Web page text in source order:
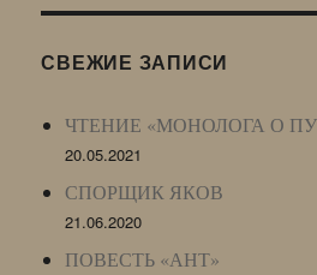
LJ
СВЕЖИЕ ЗАПИСИ
ЧТЕНИЕ «МОНОЛОГА О
20.05.2021
СПОРЩИК ЯКОВ
21.06.2020
ПОВЕСТЬ «АНТ»